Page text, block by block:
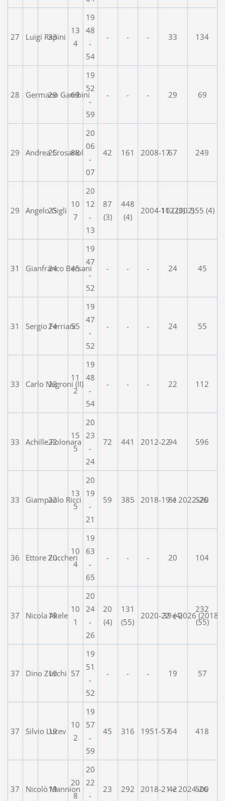
27 Luigi Rapini
33
13
4
19
48
-
54
- - - 33 134
28 Germano Gambini
29 69
19
52
-
59
- - - 29 69
29 Andrea Crosariol
25 88
20
06
-
07
42 161 2008-1767 249
29 Angelo Gigli
25
10
7
20
12
-
13
87
(3)
448
(4)
2004-10 (2002)
112 (3) 555 (4)
31 Gianfranco Bersani
24 45
19
47
-
52
- - - 24 45
31 Sergio Ferriani
24 55
19
47
-
52
- - - 24 55
33 Carlo Negroni (II)
22
11
2
19
48
-
54
- - - 22 112
33 Achille Polonara
22
15
5
20
23
-
24
72 441 2012-2294 596
33 Giampaolo Ricci
22
13
5
20
19
-
21
59 385 2018-19 e 2022-26
81 520
36 Ettore Zuccheri
20
10
4
19
63
-
65
- - - 20 104
37 Nicola Akele
19
10
1
20
24
-
26
20
(4)
131
(55)
2020-22 e 2026 (2018)
39 (4)
232
(55)
37 Dino Zucchi
19 57
19
51
-
52
- - - 19 57
37 Silvio Lucev
19
10
2
19
57
-
59
45 316 1951-5764 418
37 Nicolò Mannion
19
20
8
20
22
-
23 292 2018-21 e 2024-26
42 500